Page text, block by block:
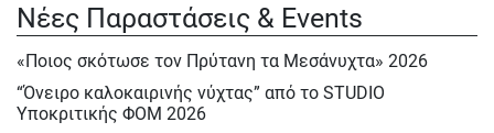
Νέες Παραστάσεις & Events
«Ποιος σκότωσε τον Πρύτανη τα Μεσάνυχτα» 2026
“Όνειρο καλοκαιρινής νύχτας” από το STUDIO
Υποκριτικής ΦΟΜ 2026